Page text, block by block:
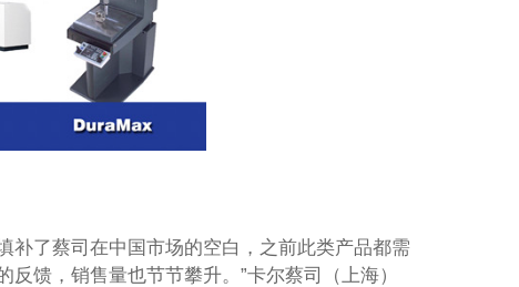
了蔡司在中国市场的空白，之前此类产品都需
馈，销售量也节节攀升。”卡尔蔡司（上海）